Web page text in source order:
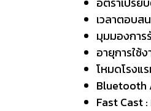
เวลาตอบส
มุมมองการ
อายุการใช้
โหมดโรงแ
Bluetooth
Fast Cast :